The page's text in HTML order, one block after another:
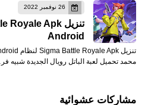
26 نوفمبر 2022
Android
محمد تحميل لعبة الباتل رويال الجديدة شبيه
مشاركات عشوائية